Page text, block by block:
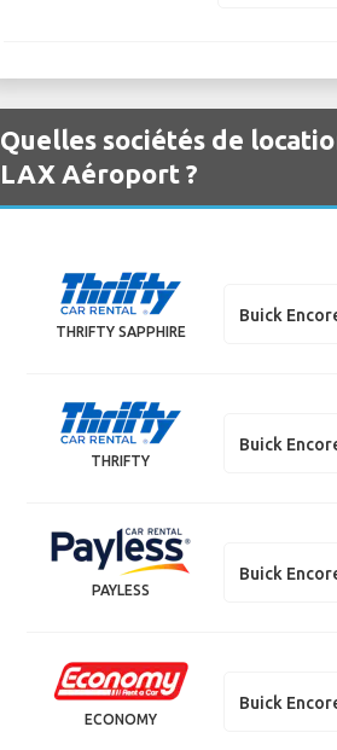
Quelles sociétés de
LAX Aéroport ?
THRIFTY SAPPHIRE
Buick
THRIFTY
Buick
PAYLESS
Buick
ECONOMY
Buick